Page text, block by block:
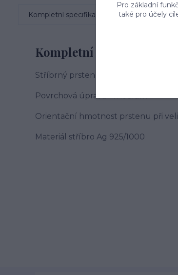
Kompletní specifikace Komentáře
Kompletní specifikace
Stříbrný prsten zdobený
Povrchová úprava - rhodium
Orientační hmotnost prstenu při
Materiál stříbro Ag 925/1000
Pro základní
také pro účely